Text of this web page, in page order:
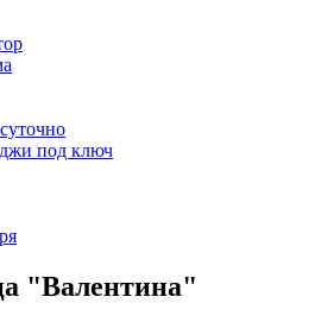
под ключ
"Валентина"